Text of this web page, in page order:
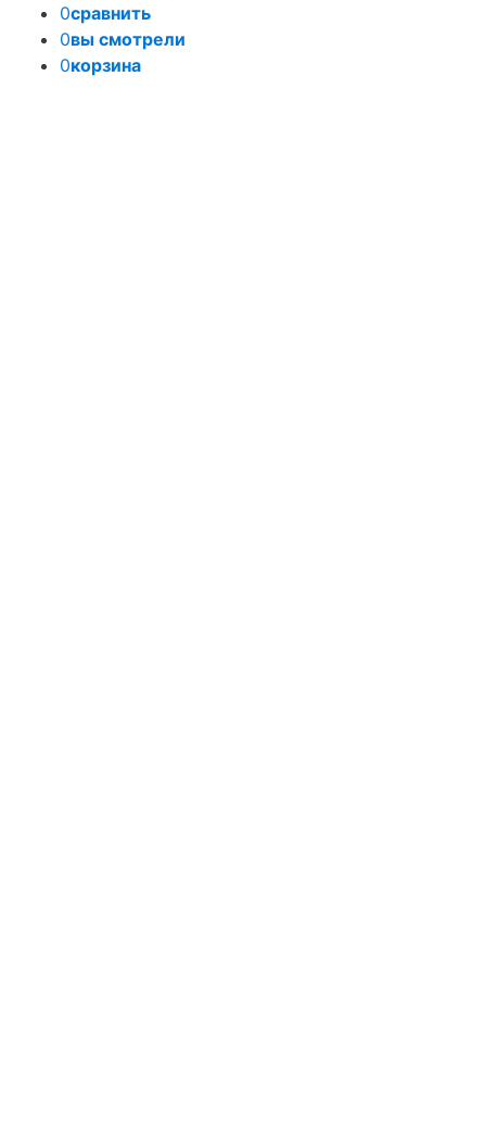
0сравнить
0вы смотрели
0корзина